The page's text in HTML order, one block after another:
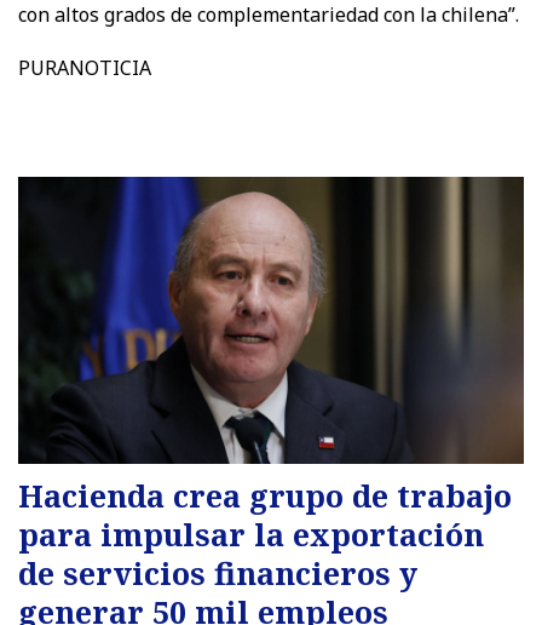
con altos grados de complementariedad con la chilena”.
PURANOTICIA
Hacienda crea grupo de trabajo
para impulsar la exportación
de servicios financieros y
generar 50 mil empleos